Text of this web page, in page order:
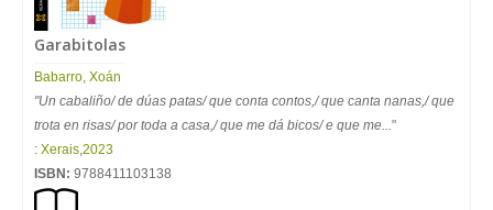
Garabitolas
Babarro, Xoán
"Un cabaliño/ de dúas patas/ que conta contos,/ que canta nanas,/ que
trota en risas/ por toda a casa,/ que me dá bicos/ e que me..."
: Xerais,2023
ISBN: 9788411103138